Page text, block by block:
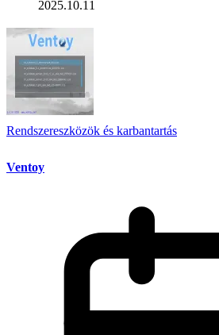
2025.10.11
Rendszereszközök és karbantartás
Ventoy